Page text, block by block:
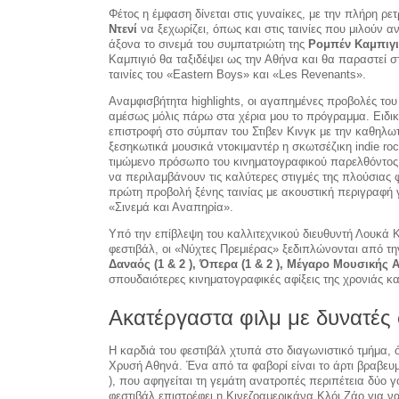
Φέτος η έμφαση δίνεται στις γυναίκες, με την πλήρη
Ντενί να ξεχωρίζει, όπως και στις ταινίες που μιλούν
άξονα το σινεμά του συμπατριώτη της Ρομπέν
Καμπιγιό θα ταξιδέψει ως την Αθήνα και θα παραστεί
ταινίες του «Eastern Boys» και «Les Revenants».
Αναμφισβήτητα highlights, οι αγαπημένες προβολές
αμέσως μόλις πάρω στα χέρια μου το πρόγραμμα.
επιστροφή στο σύμπαν του Στιβεν Κινγκ με την
ξεσηκωτικά μουσικά ντοκιμαντέρ η σκωτσέζικη indie
τιμώμενο πρόσωπο του κινηματογραφικού
να περιλαμβάνουν τις καλύτερες στιγμές της
πρώτη προβολή ξένης ταινίας με ακουστική περιγραφή
«Σινεμά και Αναπηρία».
Υπό την επίβλεψη του καλλιτεχνικού διευθυντή Λουκά
φεστιβάλ, οι «Νύχτες Πρεμιέρας» ξεδιπλώνονται από
Δαναός (1 & 2 ), Όπερα (1 & 2 ), Μέγαρο Μουσικής
σπουδαιότερες κινηματογραφικές αφίξεις της χρονιάς
Ακατέργαστα φιλμ με δυνατές
Η καρδιά του φεστιβάλ χτυπά στο διαγωνιστικό
Χρυσή Αθηνά. Ένα από τα φαβορί είναι τo άρτι
), που αφηγείται τη γεμάτη ανατροπές περιπέτεια δύο
φεστιβάλ επιστρέφει η Κινεζοαμερικάνα Κλόι Ζάο για